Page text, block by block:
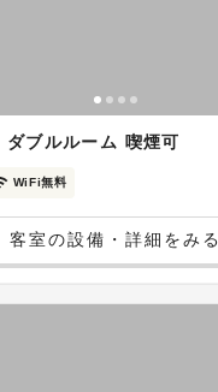
ダブルルーム 喫煙可
WiFi無料
客室の設備・詳細をみる